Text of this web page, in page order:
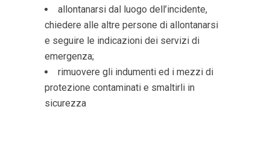
allontanarsi dal luogo dell’incidente,
chiedere alle altre persone di allontanarsi
e seguire le indicazioni dei servizi di
emergenza;
rimuovere gli indumenti ed i mezzi di
protezione contaminati e smaltirli in
sicurezza